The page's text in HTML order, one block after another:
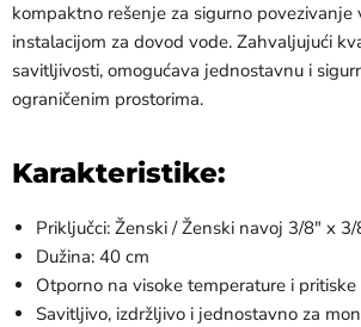
kompaktno rešenje za sigurno povezivanje
instalacijom za dovod vode. Zahvaljujući
savitljivosti, omogućava jednostavnu i
ograničenim prostorima.
Karakteristike:
Priključci: Ženski / Ženski navoj 3/8" x 3/
Dužina: 40 cm
Otporno na visoke temperature i pritiske
Savitljivo, izdržljivo i jednostavno za